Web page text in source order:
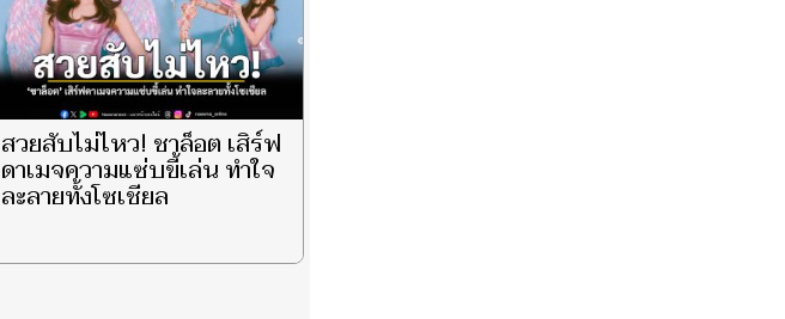
สวยสับไม่ไหว! ชาล็อต เสิร์ฟ
ดาเมจความแซ่บขี้เล่น ทำใจ
ละลายทั้งโซเชียล